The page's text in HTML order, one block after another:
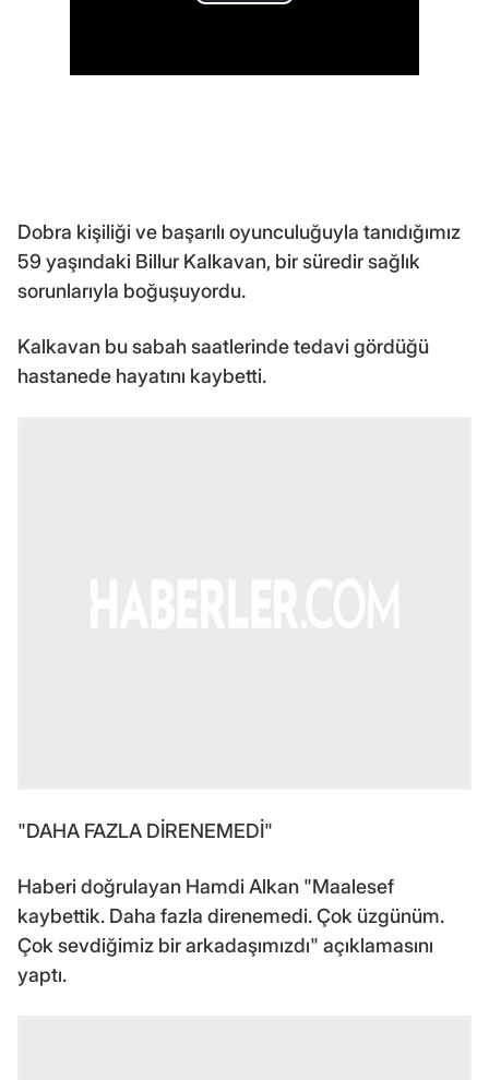
Dobra kişiliği ve başarılı oyunculuğuyla tanıdığımız
59 yaşındaki Billur Kalkavan, bir süredir sağlık
sorunlarıyla boğuşuyordu.
Kalkavan bu sabah saatlerinde tedavi gördüğü
hastanede hayatını kaybetti.
"DAHA FAZLA DİRENEMEDİ"
Haberi doğrulayan Hamdi Alkan "Maalesef
kaybettik. Daha fazla direnemedi. Çok üzgünüm.
Çok sevdiğimiz bir arkadaşımızdı" açıklamasını
yaptı.